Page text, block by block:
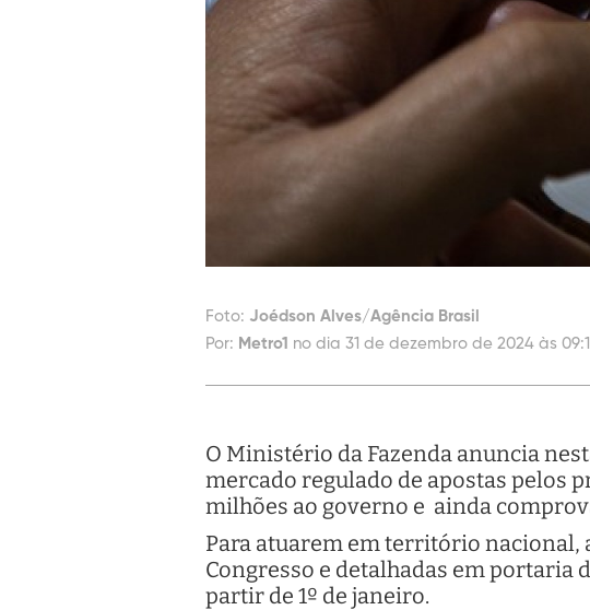
Foto: Joédson Alves/Agência Brasil
Por: Metro1 no dia 31 de dezembro de 2024 às
O Ministério da Fazenda anuncia
mercado regulado de apostas pelos
milhões ao governo e ainda
Para atuarem em território nacional,
Congresso e detalhadas em portaria
partir de 1º de janeiro.